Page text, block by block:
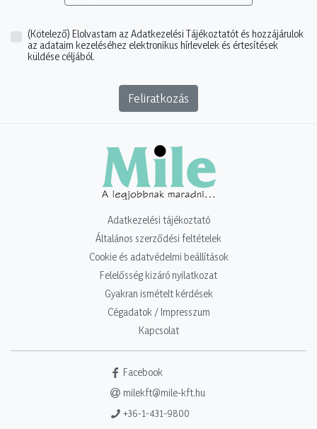
(Kötelező) Elolvastam az Adatkezelési Tájékoztatót és hozzájárulok
az adataim kezeléséhez elektronikus hírlevelek és értesítések
küldése céljából.
Feliratkozás
Adatkezelési tájékoztató
Általános szerződési feltételek
Cookie és adatvédelmi beállítások
Felelősség kizáró nyilatkozat
Gyakran ismételt kérdések
Cégadatok / Impresszum
Kapcsolat
Facebook
milekft@mile-kft.hu
+36-1-431-9800